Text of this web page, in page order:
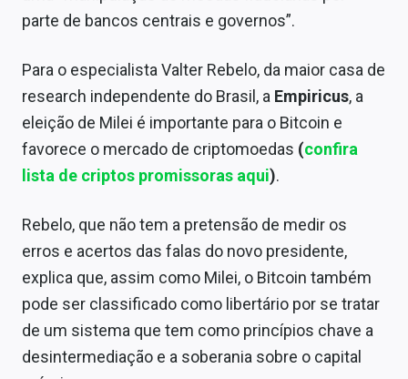
Contato
parte de bancos centrais e governos”.
Para o especialista Valter Rebelo, da maior casa de
research independente do Brasil, a Empiricus, a
eleição de Milei é importante para o Bitcoin e
favorece o mercado de criptomoedas (confira
lista de criptos promissoras aqui).
Rebelo, que não tem a pretensão de medir os
erros e acertos das falas do novo presidente,
explica que, assim como Milei, o Bitcoin também
pode ser classificado como libertário por se tratar
de um sistema que tem como princípios chave a
desintermediação e a soberania sobre o capital